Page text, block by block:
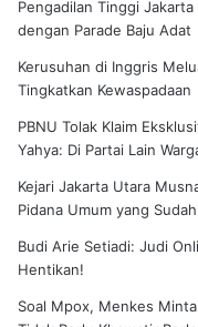
Pengadilan Tinggi
dengan Parade Baju Adat
Kerusuhan di Inggris
Tingkatkan Kewaspadaan
PBNU Tolak Klaim
Yahya: Di Partai Lain
Kejari Jakarta Utara
Pidana Umum yang
Budi Arie Setiadi: Judi
Hentikan!
Soal Mpox, Menkes